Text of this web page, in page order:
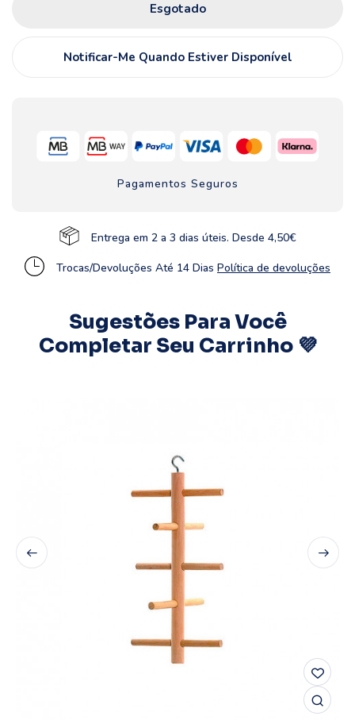
Esgotado
Notificar-Me Quando Estiver Disponível
Pagamentos Seguros
Entrega em 2 a 3 dias úteis. Desde 4,50€
Trocas/Devoluções Até 14 Dias Política de devoluções
Sugestões Para Você
Completar Seu Carrinho 💜